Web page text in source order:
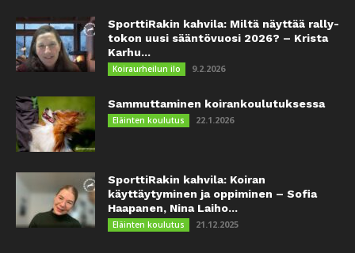
SporttiRakin kahvila: Miltä näyttää rally-
tokon uusi sääntövuosi 2026? – Krista
Karhu...
Koiraurheilun ilo 9.2.2026
Sammuttaminen koirankoulutuksessa
Eläinten koulutus 22.1.2026
SporttiRakin kahvila: Koiran
käyttäytyminen ja oppiminen – Sofia
Haapanen, Nina Laiho...
Eläinten koulutus 21.12.2025